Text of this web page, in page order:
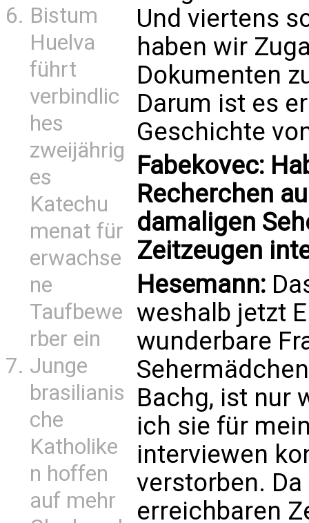
Bistum
Huelva
führt
verbindlic
hes
zweijährig
es
Katechu
menat für
erwachse
ne
Taufbewe
rber ein
Junge
brasilianis
che
Katholike
n hoffen
auf mehr
Und viertens
haben wir
Dokumenten
Darum ist es
Geschichte
Fabekovec:
Recherchen
damaligen
Zeitzeugen
Hesemann:
weshalb jetzt
wunderbare
Bachg, ist nur
ich sie für
interviewen
verstorben.
erreichbaren